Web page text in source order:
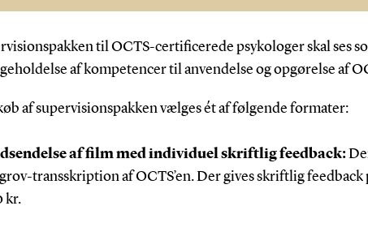
til OCTS-certificerede psykologer skal ses
af kompetencer til anvendelse og opgørelse af
af supervisionspakken vælges ét af følgende formater:
af film med individuel skriftlig feedback:
transskription af OCTS’en. Der gives skriftlig
kr.